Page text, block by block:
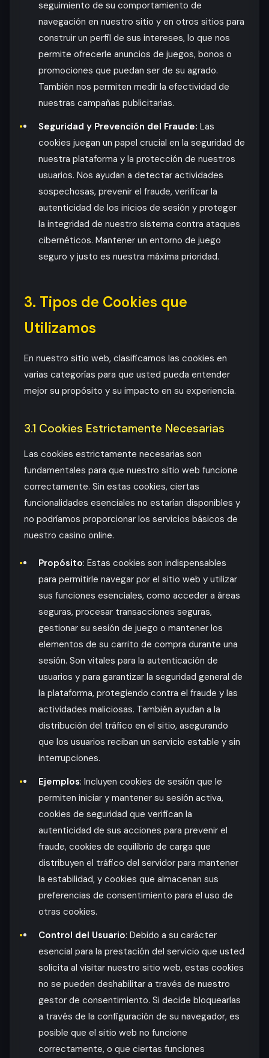
seguimiento de su comportamiento de
navegación en nuestro sitio y en otros sitios para
construir un perfil de sus intereses, lo que nos
permite ofrecerle anuncios de juegos, bonos o
promociones que puedan ser de su agrado.
También nos permiten medir la efectividad de
nuestras campañas publicitarias.
Seguridad y Prevención del Fraude: Las
cookies juegan un papel crucial en la seguridad de
nuestra plataforma y la protección de nuestros
usuarios. Nos ayudan a detectar actividades
sospechosas, prevenir el fraude, verificar la
autenticidad de los inicios de sesión y proteger
la integridad de nuestro sistema contra ataques
cibernéticos. Mantener un entorno de juego
seguro y justo es nuestra máxima prioridad.
3. Tipos de Cookies que
Utilizamos
En nuestro sitio web, clasificamos las cookies en
varias categorías para que usted pueda entender
mejor su propósito y su impacto en su experiencia.
3.1 Cookies Estrictamente Necesarias
Las cookies estrictamente necesarias son
fundamentales para que nuestro sitio web funcione
correctamente. Sin estas cookies, ciertas
funcionalidades esenciales no estarían disponibles y
no podríamos proporcionar los servicios básicos de
nuestro casino online.
Propósito: Estas cookies son indispensables
para permitirle navegar por el sitio web y utilizar
sus funciones esenciales, como acceder a áreas
seguras, procesar transacciones seguras,
gestionar su sesión de juego o mantener los
elementos de su carrito de compra durante una
sesión. Son vitales para la autenticación de
usuarios y para garantizar la seguridad general de
la plataforma, protegiendo contra el fraude y las
actividades maliciosas. También ayudan a la
distribución del tráfico en el sitio, asegurando
que los usuarios reciban un servicio estable y sin
interrupciones.
Ejemplos: Incluyen cookies de sesión que le
permiten iniciar y mantener su sesión activa,
cookies de seguridad que verifican la
autenticidad de sus acciones para prevenir el
fraude, cookies de equilibrio de carga que
distribuyen el tráfico del servidor para mantener
la estabilidad, y cookies que almacenan sus
preferencias de consentimiento para el uso de
otras cookies.
Control del Usuario: Debido a su carácter
esencial para la prestación del servicio que usted
solicita al visitar nuestro sitio web, estas cookies
no se pueden deshabilitar a través de nuestro
gestor de consentimiento. Si decide bloquearlas
a través de la configuración de su navegador, es
posible que el sitio web no funcione
correctamente, o que ciertas funciones